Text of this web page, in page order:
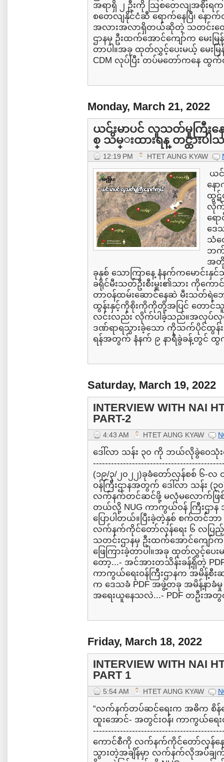
အရာရှိ ၂ ဦးကို သြစတေလျအစိုးရ
စတေလျနိုင်ငံဆီ ရောက်နေပြီ၊ နေ
အလားအလာရှိတယ်ဆိုတဲ့ သတင်းတွေ
ဌာနမှ ဦးထက်အောင်ကျော်က မေးမ
တာပါ။အခု ထုတ်လွှင့်ပေးမယ့် မေးမြ
CDM လုပ်ပြီး တပ်မတော်ကနေ
Monday, March 21, 2022
ယင်းမာပင် လူသတ်မှုကြီး
စ္ သိမ္းထားရန္ တင္ထားပါ
12:19 PM HTET AUNG KYAW
ယင်
နေ
ထွဋ်
လိုက်
ရေ
ဒေ
သံတ
ဘက်
အတို
ခုနှစ် သောကြာနေ့ နံနက်ကမောင်းနှ
ခရိုင်မီးသတ်ဦးစီးမှူး၏သား ကိုကောင်း
တာဝန်ထမ်းဆောင်နေဆဲ မီးသတ်ရဲဘ
ထွန်းနှင့်ကိုစိုးကိုကိုတို့အပြင် တောင်သူ
လင်းလည်း လိုက်ပါခဲ့သည်။အလုပ်လု
ဒဏ်ရာရသွားခဲ့သော ကိုသက်ပိုင်ထွန်
ရန်အတွက် နံနက် ၉ နာရီခွဲခန့်တွင် ထွ
Saturday, March 19, 2022
INTERVIEW WITH NAI
PART-2
4:43 AM HTET AUNG KYAW
ဒေါ်လာ သန်း ၃၀ ကို ဘယ်လိုခွဲဝေသုံးစွဲ
(၁၉/၃/၂၀၂၂)ခုခံတော်လှန်စစ် ၆
ဝန်ကြီးဌာနအတွက် ဒေါ်လာ သန်း
လက်နက်တင်ဆင်ဖို့ မလုံမလောက်ဖြစ်
တယ်လို့ NUG ကာကွယ်ဝန် ကြီးဌာန
ပြောပါတယ်။ပြီးခဲ့တဲ့နှစ် စက်တင်ဘ
လက်နက်ကိုင်တော်လှန်ရေး ၆ လပြည့်
သတင်းဌာနမှ ဦးထက်အောင်ကျော်
ဖြေကြားခဲ့တာပါ။အခု ထုတ်လွှင့်ပေး
တော့...- အင်အားတသိန်းခန့်ရှိတဲ့
ကာကွယ်ရေးဝန်ကြီးဌာနက အမိန့်စီးဆ
က ဒေသခံ PDF အဖွဲ့တခု အမိန့်နာ
အရေးယူနေသလဲ...- PDF တဦးအ
Friday, March 18, 2022
INTERVIEW WITH NAI
PART 1
5:54 AM HTET AUNG KYAW
“လက်နက်တပ်ဆင်ရေးက အဓိက စိန်ခေ
ထူးအောင်- အတွင်းဝန်၊ ကာကွယ်ရေးဝ
ကောင်စီကို လက်နက်ကိုင်တော်လှန်န
သွားတဲ့အချိန်မှာ လက်နက်လိုအပ်ချက်